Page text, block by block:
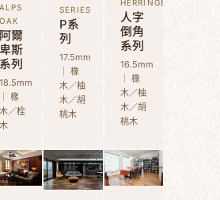
ALPS
OAK
阿爾
卑斯
系列
18.5mm
｜ 橡
木／栓
木
SERIES
P系
列
17.5mm
｜ 橡
木／柚
木／胡
桃木
HERRINGBONE
人字
倒角
系列
16.5mm
｜ 橡
木／柚
木／胡
桃木